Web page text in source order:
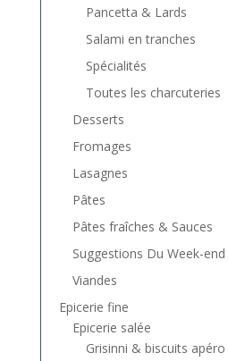
Pancetta & Lards
Salami en tranches
Spécialités
Toutes les charcuteries
Desserts
Fromages
Lasagnes
Pâtes
Pâtes fraîches & Sauces
Suggestions Du Week-end
Viandes
Epicerie fine
Epicerie salée
Grisinni & biscuits apéro